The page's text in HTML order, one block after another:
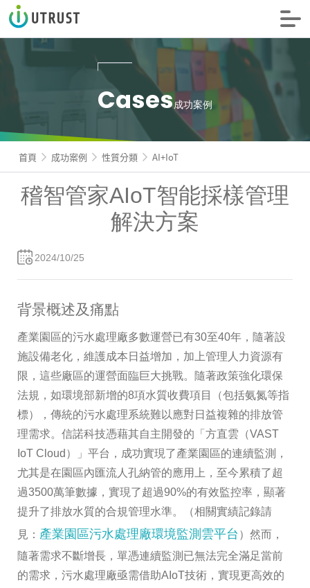
Cases成功案例
首頁 成功案例 性質分類 AI+IoT
稽智管家AIoT智能採樣管理
解決方案
2024/10/25
背景概述及痛點
產業園區的污水處理廠多數運營已有30至40年，隨著設
施設備老化，維護成本日益增加，加上管理人力資源有
限，這些廠區的運營面臨巨大挑戰。隨著政策強化環保
法規，如環境部新增的8項水質收費項目（包括氨氮等指
標），傳統的污水處理系統難以應對日益複雜的排放管
理需求。信諾科技憑藉其自主開發的「方直雲（VAST
IoT Cloud）」平台，成功實現了產業園區的連續監測，
尤其是在園區內匯流人孔納管的應用上，至今累積了超
過3500萬筆數據，實現了超過90%的有效監控率，顯著
提升了排放水質的合規管理水準。（相關實績記錄請
見： 產業園區污水處理廠環境監測雲平台 ）然而，
隨著需求不斷增長，單憑連續監測已無法完全滿足當前
的需求，污水處理廠亟需借助AIoT技術，實現更高效的